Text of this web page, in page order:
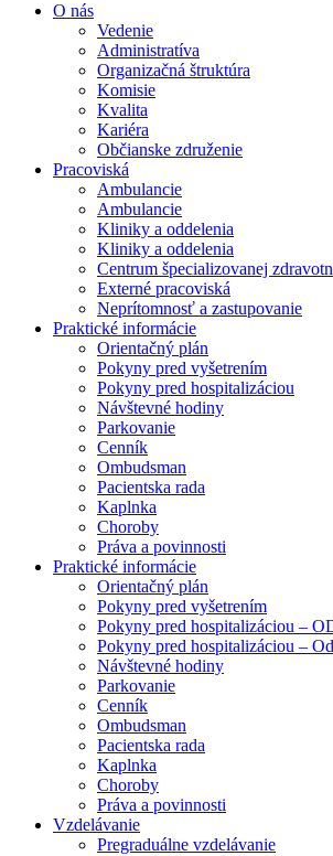
O nás
Vedenie
Administratíva
Organizačná štruktúra
Komisie
Kvalita
Kariéra
Občianske združenie
Pracoviská
Ambulancie
Ambulancie
Kliniky a oddelenia
Kliniky a oddelenia
Centrum špecializovanej
Externé pracoviská
Neprítomnosť a zastupovanie
Praktické informácie
Orientačný plán
Pokyny pred vyšetrením
Pokyny pred hospitalizáciou
Návštevné hodiny
Parkovanie
Cenník
Ombudsman
Pacientska rada
Kaplnka
Choroby
Práva a povinnosti
Praktické informácie
Orientačný plán
Pokyny pred vyšetrením
Pokyny pred hospitalizáciou –
Pokyny pred hospitalizáciou –
Návštevné hodiny
Parkovanie
Cenník
Ombudsman
Pacientska rada
Kaplnka
Choroby
Práva a povinnosti
Vzdelávanie
Pregraduálne vzdelávanie